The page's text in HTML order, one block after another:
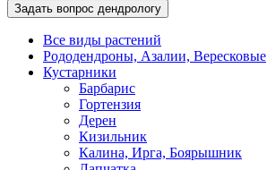
Задать вопрос дендрологу
Все виды растений
Рододендроны, Азалии, Вересковые
Кустарники
Барбарис
Гортензия
Дерен
Кизильник
Калина, Ирга, Боярышник